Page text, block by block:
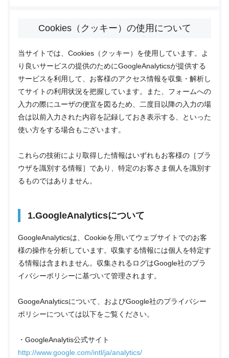
Cookies（クッキー）の使用について
当サイトでは、Cookies（クッキー）を使用しています。よ
り良いサービスの提供のためにGoogleAnalyticsが提供する
サービスを利用して、お客様のアクセス情報を収集・解析し
てサイトの利用状況を把握しています。また、フォームへの
入力の際にユーザの便宜を図るため、二度目以降の入力の場
合は以前入力された内容を記録しておき表示する、といった
使い方をする場合もございます。
これらの技術により取得した情報はいずれもお客様の［ブラ
ウザを識別する情報］であり、特定のお客さま個人を識別す
るものではありません。
1.GoogleAnalyticsについて
GoogleAnalyticsは、Cookieを用いてウェブサイトでのお客
様の操作を分析しています。収集する情報には個人を特定す
る情報は含まれません。収集されるログはGoogle社のプラ
イバシーポリシーに基づいて管理されます。
GoogeAnalyticsについて、およびGoogle社のプライバシー
ポリシーについては以下をご覧ください。
・GoogleAnalytis公式サイト
http://www.google.com/intl/ja/analytics/